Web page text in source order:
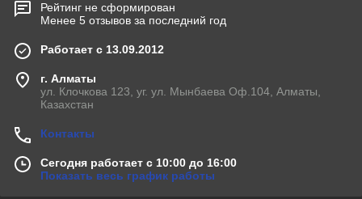
Рейтинг не сформирован
Менее 5 отзывов за последний год
Работает с 13.09.2012
г. Алматы
ул. Клочкова 123, уг. ул. Мынбаева Оф.104, Алматы,
Казахстан
Контакты
Сегодня работает с 10:00 до 16:00
Показать весь график работы